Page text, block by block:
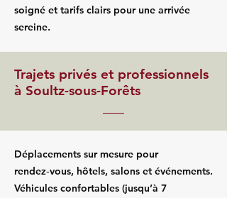
soigné et tarifs clairs pour une arrivée
sereine.
Trajets privés et professionnels
à Soultz-sous-Forêts
Déplacements sur mesure pour
rendez‑vous, hôtels, salons et événements.
Véhicules confortables (jusqu’à 7